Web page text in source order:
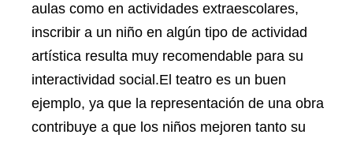
aulas como en actividades extraescolares,
inscribir a un niño en algún tipo de actividad
artística resulta muy recomendable para su
interactividad social.El teatro es un buen
ejemplo, ya que la representación de una obra
contribuye a que los niños mejoren tanto su